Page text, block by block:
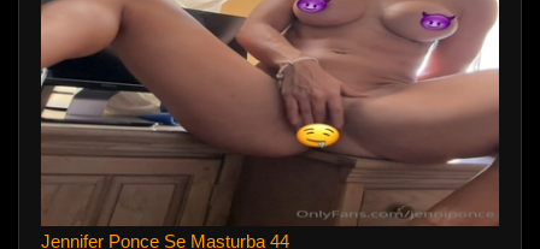
Jennifer Ponce Se Masturba 44